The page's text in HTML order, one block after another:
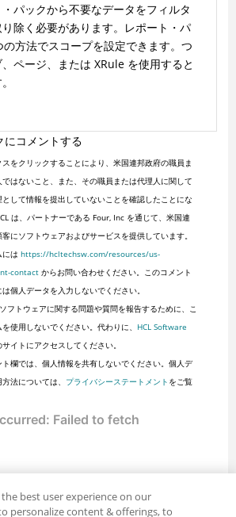
パックから不要なデータをフィルタ
り除く必要があります。レポート・パ
の方法でスコープを設定できます。つ
ページ、または XRule を使用すると
にコメントする
スをクリックすることにより、米国連邦政府の職員ま
はないこと、また、その職員または代理人に関して
として情報を提出していないことを確認したことにな
は、パートナーである Four, Inc を通じて、米国連
にソフトウェアおよびサービスを提供しています。
には https://hcltechsw.com/resources/us-
contactからお問い合わせください。このコメント
個人データを入力しないでください。
フトウェアに関する問題や質問を報告するために、こ
使用しないでください。代わりに、 HCL Software
イトにアクセスしてください。
ト欄では、個人情報を共有しないでください。個人デ
法については、 プライバシーステートメント をご覧
best user experience on our
personalize content & offerings, to